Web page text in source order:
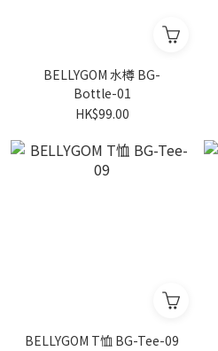
BELLYGOM 水樽 BG-
Bottle-01
HK$99.00
BELLYGOM T恤 BG-Tee-09